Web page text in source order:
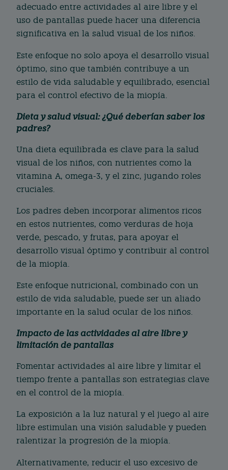
adecuado entre actividades al aire libre y el
uso de pantallas puede hacer una diferencia
significativa en la salud visual de los niños.
Este enfoque no solo apoya el desarrollo visual
óptimo, sino que también contribuye a un
estilo de vida saludable y equilibrado, esencial
para el control efectivo de la miopía.
Dieta y salud visual: ¿Qué deberían saber los
padres?
Una dieta equilibrada es clave para la salud
visual de los niños, con nutrientes como la
vitamina A, omega-3, y el zinc, jugando roles
cruciales.
Los padres deben incorporar alimentos ricos
en estos nutrientes, como verduras de hoja
verde, pescado, y frutas, para apoyar el
desarrollo visual óptimo y contribuir al control
de la miopía.
Este enfoque nutricional, combinado con un
estilo de vida saludable, puede ser un aliado
importante en la salud ocular de los niños.
Impacto de las actividades al aire libre y
limitación de pantallas
Fomentar actividades al aire libre y limitar el
tiempo frente a pantallas son estrategias clave
en el control de la miopía.
La exposición a la luz natural y el juego al aire
libre estimulan una visión saludable y pueden
ralentizar la progresión de la miopía.
Alternativamente, reducir el uso excesivo de